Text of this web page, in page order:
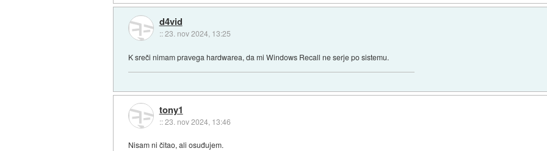
d4vid
::23. nov 2024, 13:25
K sreči nimam pravega hardwarea, da mi Windows Recall ne serje po sistemu.
tony1
::23. nov 2024, 13:46
Nisam ni čitao, ali osuđujem.